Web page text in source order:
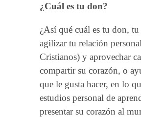
¿Cuál es tu don?
¿Así qué cuál es tu don,
agilizar tu relación
Cristianos) y aprovechar
compartir su corazón, o
que le gusta hacer, en lo
estudios personal de
presentar su corazón al